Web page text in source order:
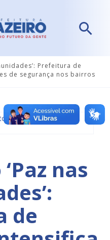
Prefeitura de
de segurança nos bairros
e Transporte e
nas
de